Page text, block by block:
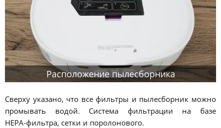
Расположение пылесборника
Сверху указано, что все фильтры и пылесборник можно
промывать водой. Система фильтрации на базе
HEPA‑фильтра, сетки и поролонового.